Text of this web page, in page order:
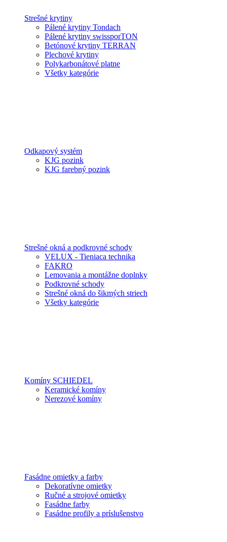
Strešné krytiny
Pálené krytiny Tondach
Pálené krytiny swissporTON
Betónové krytiny TERRAN
Plechové krytiny
Polykarbonátové platne
Všetky kategórie
Odkapový systém
KJG pozink
KJG farebný pozink
Strešné okná a podkrovné schody
VELUX - Tieniaca technika
FAKRO
Lemovania a montážne doplnky
Podkrovné schody
Strešné okná do šikmých striech
Všetky kategórie
Komíny SCHIEDEL
Keramické komíny
Nerezové komíny
Fasádne omietky a farby
Dekoratívne omietky
Ručné a strojové omietky
Fasádne farby
Fasádne profily a príslušenstvo